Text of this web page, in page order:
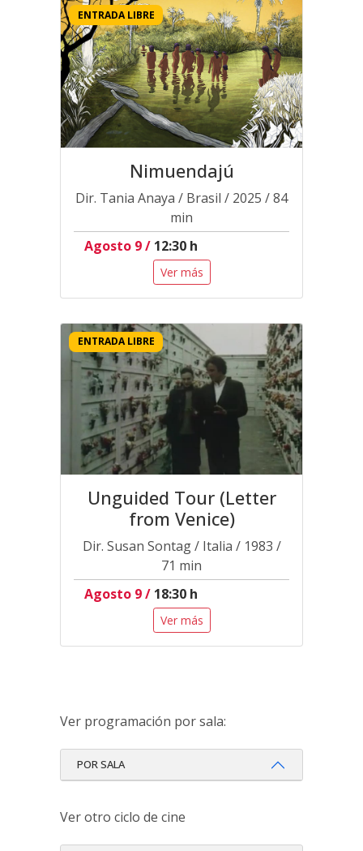
Nimuendajú
Dir. Tania Anaya / Brasil / 2025 / 84
min
ENTRADA LIBRE
Agosto 9 / 12:30 h
Ver más
Unguided Tour (Letter
from Venice)
Dir. Susan Sontag / Italia / 1983 /
71 min
ENTRADA LIBRE
Agosto 9 / 18:30 h
Ver más
Ver programación por sala:
POR SALA
Ver otro ciclo de cine